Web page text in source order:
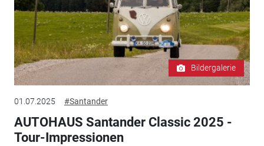
Bildergalerie
01.07.2025 #Santander
AUTOHAUS Santander Classic 2025 -
Tour-Impressionen